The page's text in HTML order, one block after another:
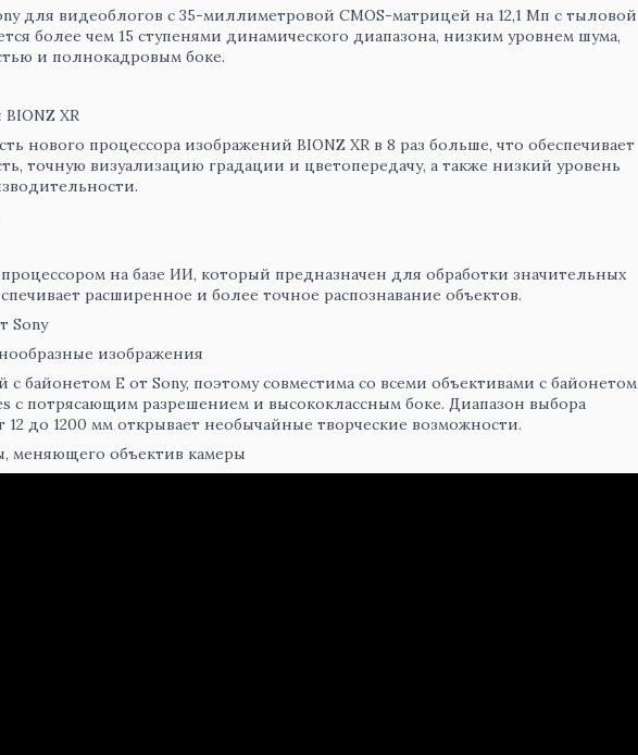
для видеоблогов с 35-миллиметровой CMOS-матрицей на 12,1 Мп с тыловой
более чем 15 ступенями динамического диапазона, низким уровнем шума,
и полнокадровым боке.
XR
нового процессора изображений BIONZ XR в 8 раз больше, что обеспечивает
точную визуализацию градации и цветопередачу, а также низкий уровень
на базе ИИ, который предназначен для обработки значительных
расширенное и более точное распознавание объектов.
Sony
изображения
с байонетом E от Sony, поэтому совместима со всеми объективами с байонетом
с потрясающим разрешением и высококлассным боке. Диапазон выбора
12 до 1200 мм открывает необычайные творческие возможности.